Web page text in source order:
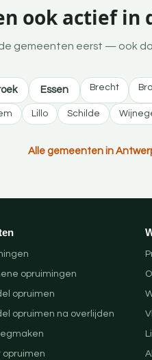
ook actief in
gemeenten eerst — ook
Essen Brecht
Lillo Schilde
Alle gemeenten in
opruimingen
opruimen
opruimen na overlijden
opruimen